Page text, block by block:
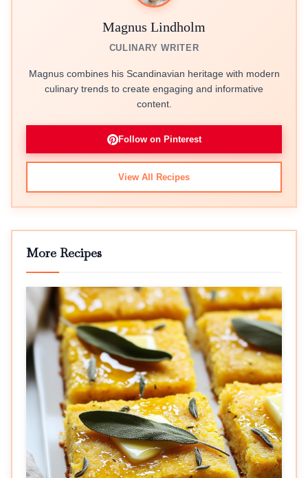
Magnus Lindholm
CULINARY WRITER
Magnus combines his Scandinavian heritage with modern
culinary trends to create engaging and informative
content.
Follow on Pinterest
View All Recipes
More Recipes